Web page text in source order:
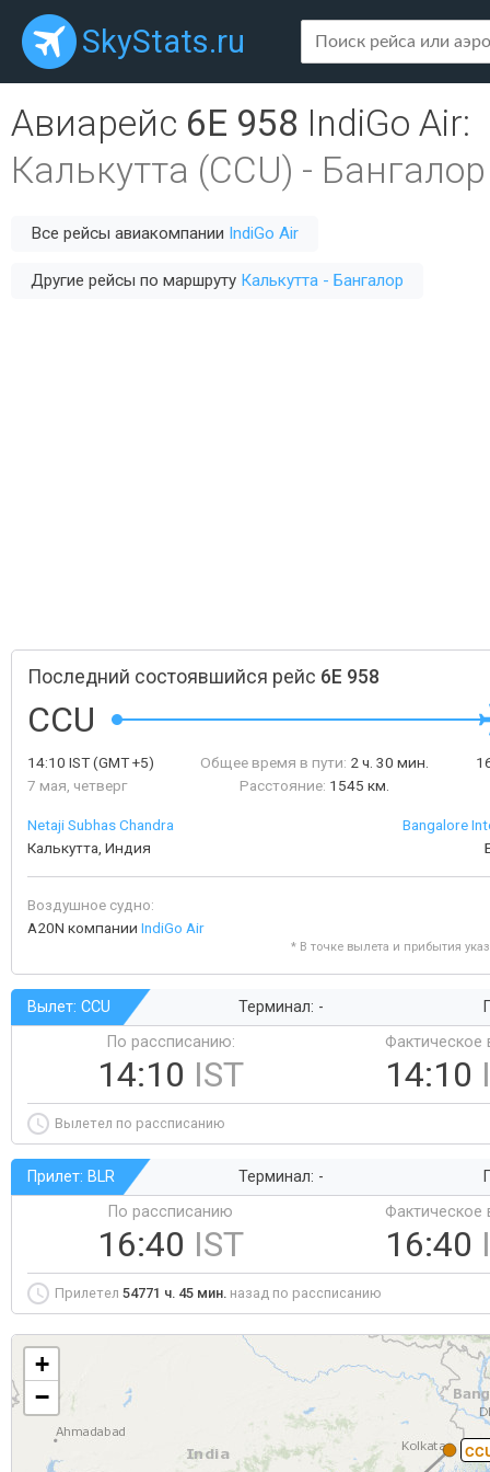
SkyStats.ru
Авиарейс 6E 958 IndiGo Air:
Калькутта (CCU) -
Все рейсы авиакомпании IndiGo Air
Другие рейсы по маршруту Калькутта - Бангалор
Последний состоявшийся рейс 6E 958
CCU
14:10 IST(GMT +5)
7 мая, четверг
Общее время в пути: 2 ч. 30 мин.
Расстояние: 1545 км.
Netaji Subhas Chandra
Калькутта, Индия
Bangalore
Воздушное судно:
A20N компании IndiGo Air
* В точке вылета и прибытия
Вылет: CCU Терминал: -
По рассписанию:
14:10 IST
Фактическое
14:10
Вылетел по рассписанию
Прилет: BLR Терминал: -
По рассписанию
16:40 IST
Фактическое
16:40
Прилетел 54771 ч. 45 мин. назад по рассписанию
+
−